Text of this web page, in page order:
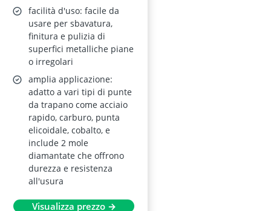
facilità d'uso: facile da
usare per sbavatura,
finitura e pulizia di
superfici metalliche piane
o irregolari
amplia applicazione:
adatto a vari tipi di punte
da trapano come acciaio
rapido, carburo, punta
elicoidale, cobalto, e
include 2 mole
diamantate che offrono
durezza e resistenza
all'usura
Visualizza prezzo →